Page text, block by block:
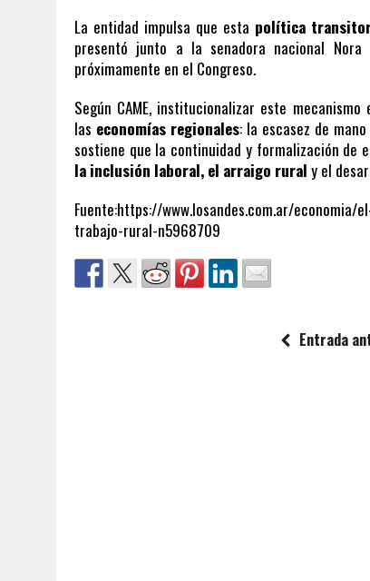
La entidad impulsa que esta política
presentó junto a la senadora nacional
próximamente en el Congreso.
Según CAME, institucionalizar este
las economías regionales: la escasez de
sostiene que la continuidad y formalización de
la inclusión laboral, el arraigo rural y el
Fuente:https://www.losandes.com.ar/
trabajo-rural-n5968709
Entrada